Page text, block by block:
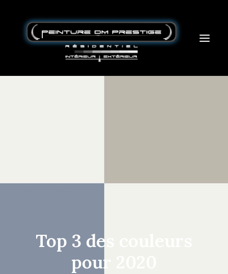
Top 3 des couleurs
pour 2020